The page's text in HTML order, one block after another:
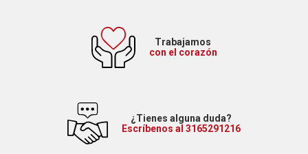
Trabajamos
con el corazón
¿Tienes alguna duda?
Escríbenos al 3165291216